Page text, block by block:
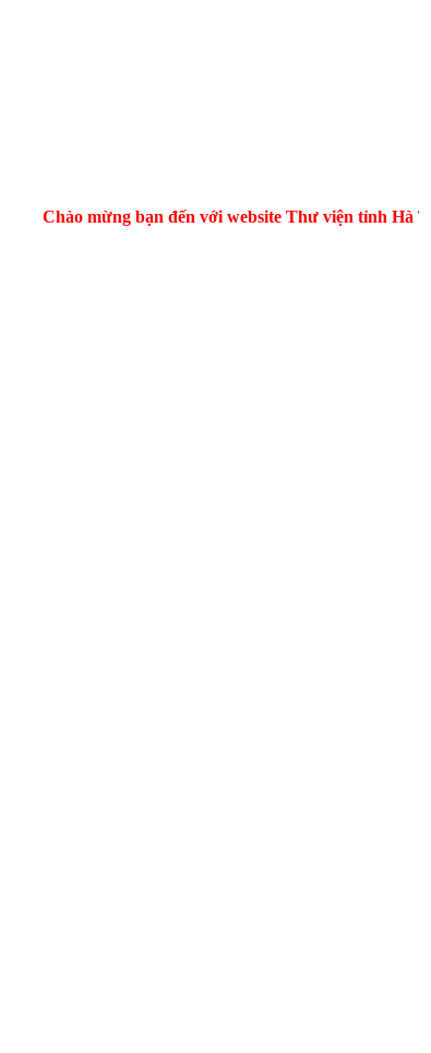
Chào mừng bạn đến với website Thư viện tỉnh Hà Tĩnh